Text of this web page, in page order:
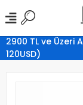
2900 TL ve Üzeri
120USD)